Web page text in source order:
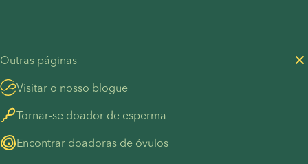
Outras páginas
Visitar o nosso blogue
Tornar-se doador de esperma
Encontrar doadoras de óvulos